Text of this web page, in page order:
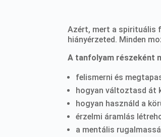
Azért, mert a spirituális
hiányérzeted. Minden
A tanfolyam részeként
felismerni és
hogyan változtasd át
hogyan használd a
érzelmi áramlás
a mentális